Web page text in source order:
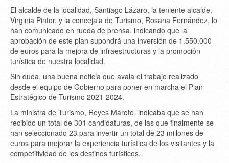
El alcalde de la localidad, Santiago Lázaro, la teniente alcalde,
Virginia Pintor, y la concejala de Turismo, Rosana Fernández, lo
han comunicado en rueda de prensa, indicando que la
aprobación de este plan supondrá una inversión de 1.550.000
de euros para la mejora de infraestructuras y la promoción
turística de nuestra localidad.
Sin duda, una buena noticia que avala el trabajo realizado
desde el equipo de Gobierno para poner en marcha el Plan
Estratégico de Turismo 2021-2024.
La ministra de Turismo, Reyes Maroto, indicaba que se han
recibido un total de 301 candidaturas, de las que finalmente se
han seleccionado 23 para invertir un total de 23 millones de
euros para mejorar la experiencia turística de los visitantes y la
competitividad de los destinos turísticos.